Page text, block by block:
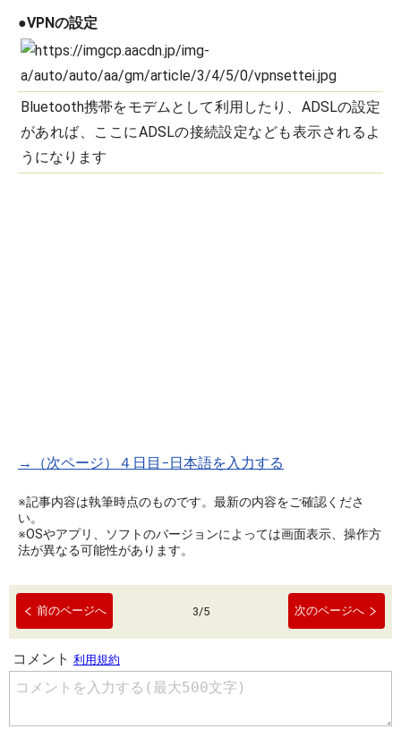
●VPNの設定
Bluetooth携帯をモデムとして利用したり、ADSLの設定
があれば、ここにADSLの接続設定なども表示されるよ
うになります
→（次ページ）４日目−日本語を入力する
※記事内容は執筆時点のものです。最新の内容をご確認くださ
い。
※OSやアプリ、ソフトのバージョンによっては画面表示、操作方
法が異なる可能性があります。
前のページへ 3/5 次のページへ